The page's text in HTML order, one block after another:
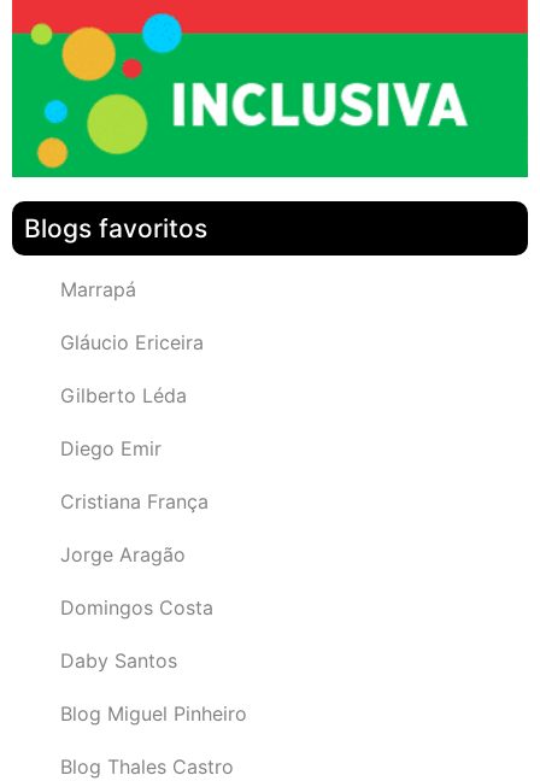
Blogs favoritos
Marrapá
Gláucio Ericeira
Gilberto Léda
Diego Emir
Cristiana França
Jorge Aragão
Domingos Costa
Daby Santos
Blog Miguel Pinheiro
Blog Thales Castro